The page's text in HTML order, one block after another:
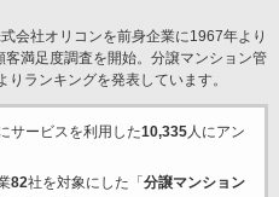
会社オリコンを前身企業に1967年より
満足度調査を開始。分譲マンション管
ランキングを発表しています。
サービスを利用した10,335人にアン
82社を対象にした「 分譲マンション